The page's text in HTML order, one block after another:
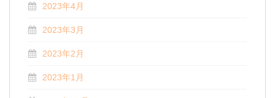
2023年4月
2023年3月
2023年2月
2023年1月